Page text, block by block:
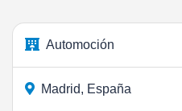
Automoción
Madrid, España